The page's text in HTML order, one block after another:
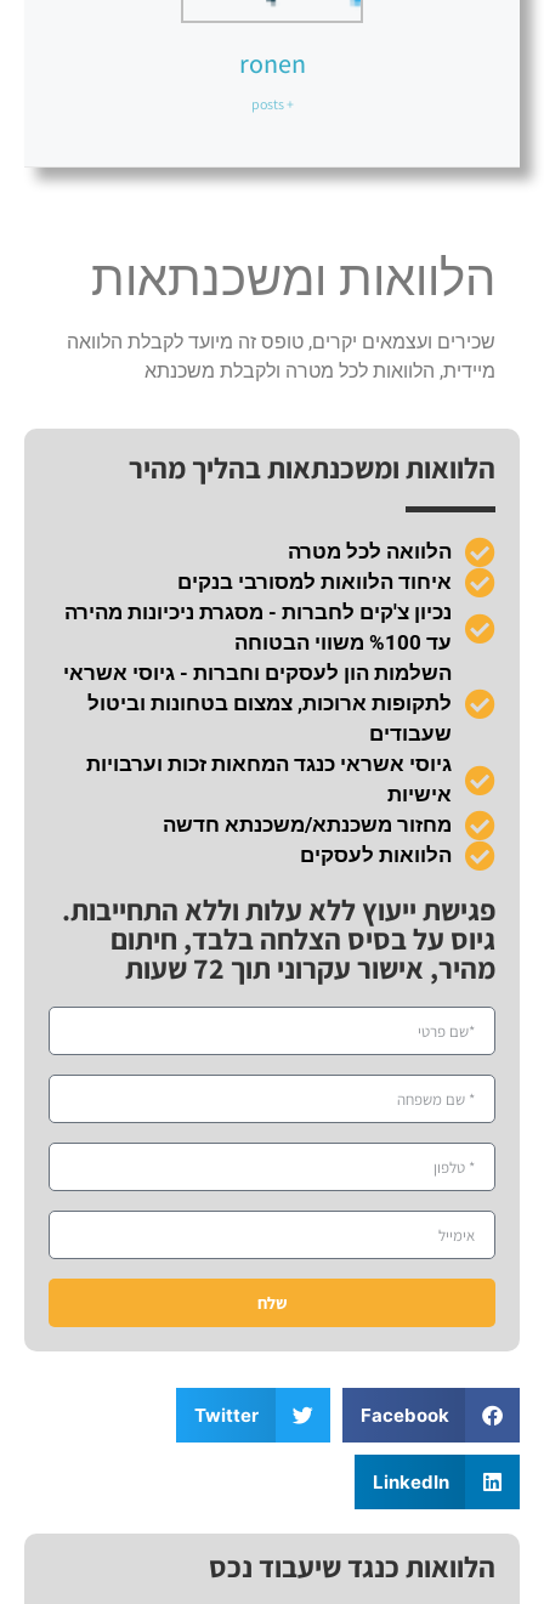
ronen
+ posts
הלוואות ומשכנתאות
שכירים ועצמאים יקרים, טופס זה מיועד לקבלת הלוואה
מיידית, הלוואות לכל מטרה ולקבלת משכנתא
הלוואות ומשכנתאות בהליך מהיר
הלוואה לכל מטרה
איחוד הלוואות למסורבי בנקים
נכיון צ'קים לחברות - מסגרת ניכיונות מהירה
עד %100 משווי הבטוחה
השלמות הון לעסקים וחברות - גיוסי אשראי
לתקופות ארוכות, צמצום בטחונות וביטול
שעבודים
גיוסי אשראי כנגד המחאות זכות וערבויות
אישיות
מחזור משכנתא/משכנתא חדשה
הלוואות לעסקים
פגישת ייעוץ ללא עלות וללא התחייבות.
גיוס על בסיס הצלחה בלבד, חיתום
מהיר, אישור עקרוני תוך 72 שעות
שלח
Facebook
Twitter
LinkedIn
הלוואות כנגד שיעבוד נכס